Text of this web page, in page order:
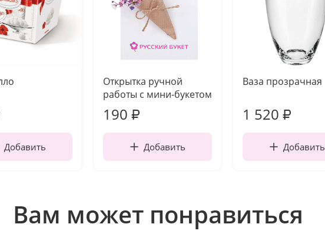
Добавить
Открытка ручной
работы с мини-букетом
190 ₽
Добавить
Ваза прозрачная
1 520 ₽
Добавить
Вам может понравиться